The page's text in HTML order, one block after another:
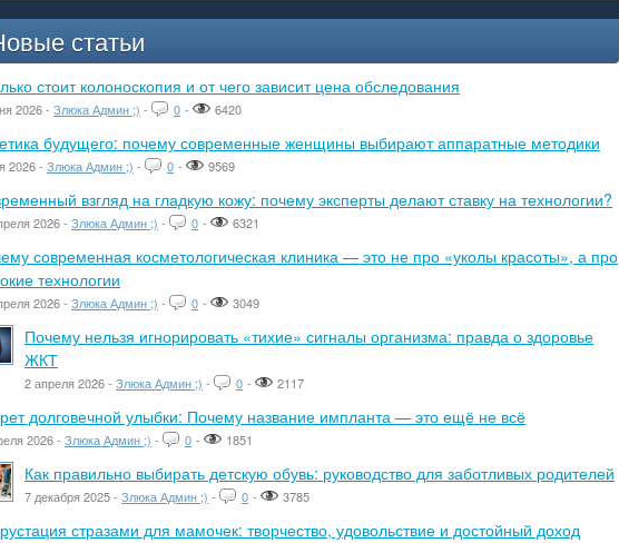
статьи
стоит колоноскопия и от чего зависит цена обследования
2026 - Злюка Админ ;) - 0 - 6420
будущего: почему современные женщины выбирают аппаратные методики
2026 - Злюка Админ ;) - 0 - 9569
взгляд на гладкую кожу: почему эксперты делают ставку на технологии?
2026 - Злюка Админ ;) - 0 - 6321
современная косметологическая клиника — это не про «уколы красоты», а про
технологии
2026 - Злюка Админ ;) - 0 - 3049
Почему нельзя игнорировать «тихие» сигналы организма: правда о здоровье
ЖКТ
2 апреля 2026 - Злюка Админ ;) - 0 - 2117
долговечной улыбки: Почему название импланта — это ещё не всё
2026 - Злюка Админ ;) - 0 - 1851
Как правильно выбирать детскую обувь: руководство для заботливых родителей
7 декабря 2025 - Злюка Админ ;) - 0 - 3785
стразами для мамочек: творчество, удовольствие и достойный доход